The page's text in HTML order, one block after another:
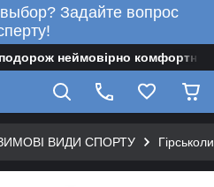
Задайте вопрос
неймовірно
ВИДИ СПОРТУ